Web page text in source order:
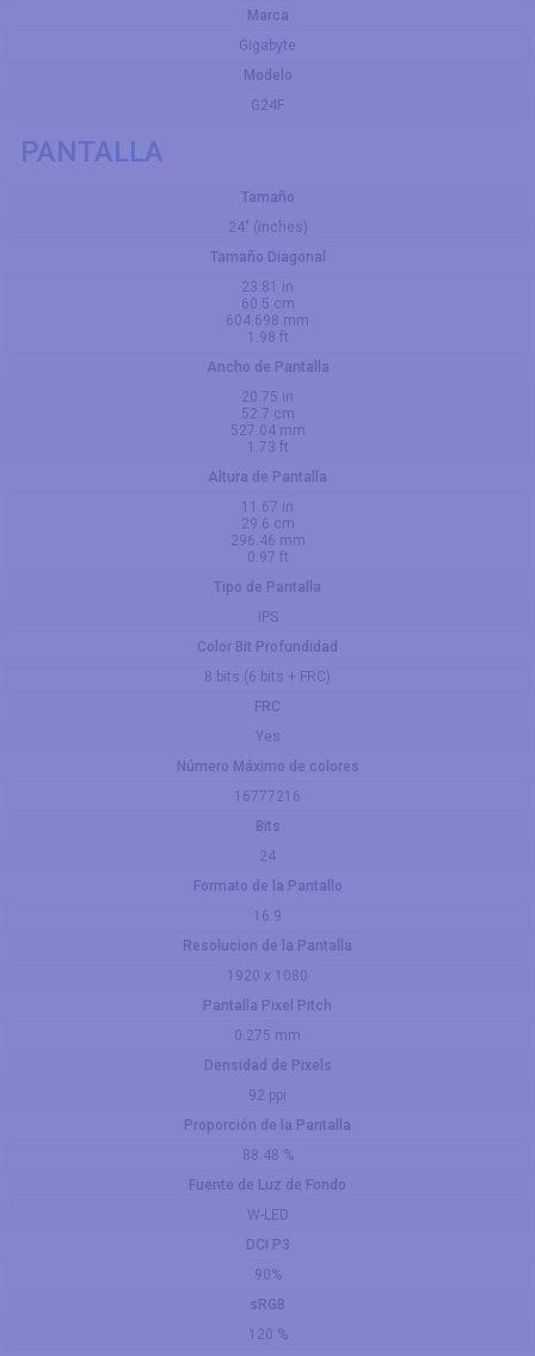
Marca
Gigabyte
Modelo
G24F
PANTALLA
Tamaño
24" (inches)
Tamaño Diagonal
23.81 in
60.5 cm
604.698 mm
1.98 ft
Ancho de Pantalla
20.75 in
52.7 cm
527.04 mm
1.73 ft
Altura de Pantalla
11.67 in
29.6 cm
296.46 mm
0.97 ft
Tipo de Pantalla
IPS
Color Bit Profundidad
8 bits (6 bits + FRC)
FRC
Yes
Número Máximo de colores
16777216
Bits
24
Formato de la Pantallo
16:9
Resolucion de la Pantalla
1920 x 1080
Pantalla Pixel Pitch
0.275 mm
Densidad de Pixels
92 ppi
Proporción de la Pantalla
88.48 %
Fuente de Luz de Fondo
W-LED
DCI P3
90%
sRGB
120 %